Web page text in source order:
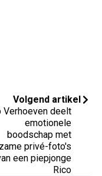
Volgend artikel
Verhoeven deelt
emotionele
boodschap met
privé-foto's
een piepjonge
Rico